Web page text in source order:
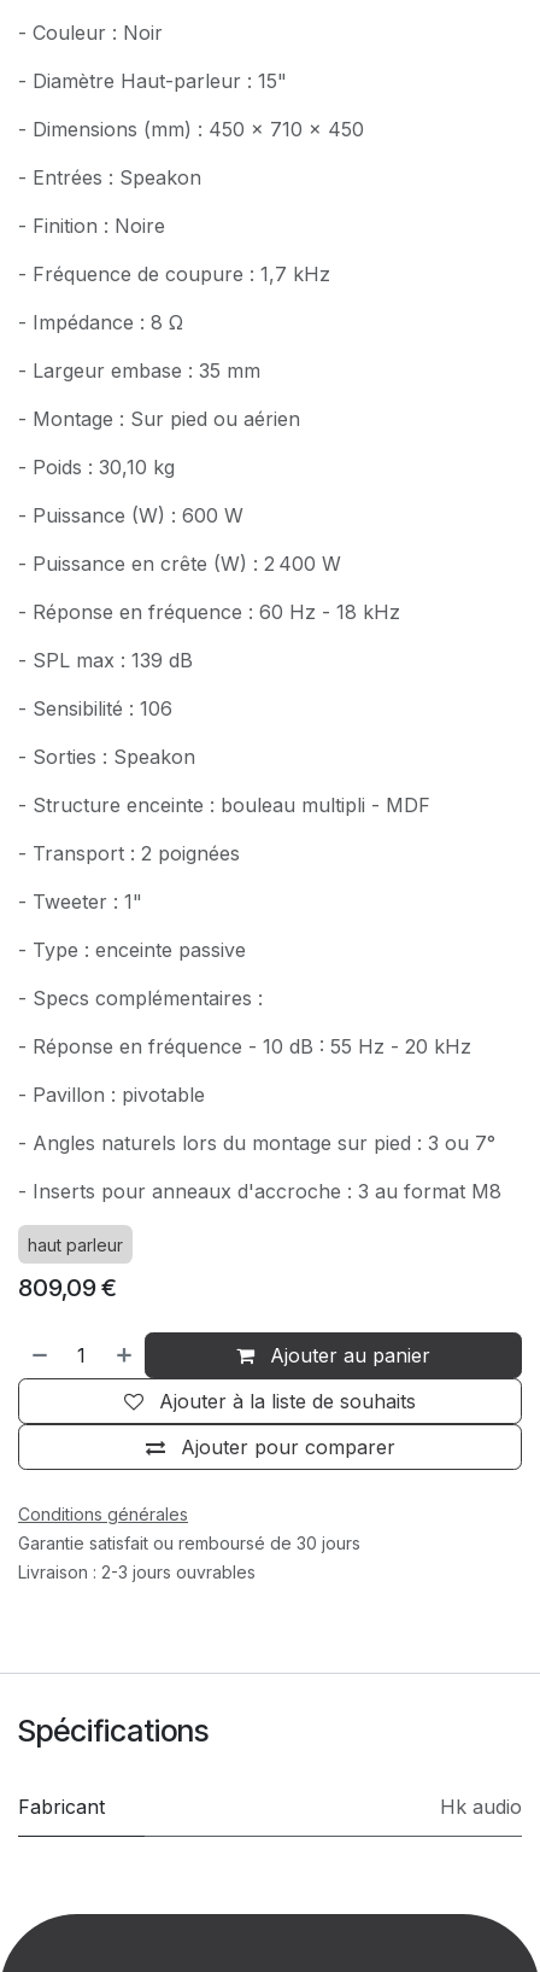
- Couleur : Noir
- Diamètre Haut-parleur : 15"
- Dimensions (mm) : 450 x 710 x 450
- Entrées : Speakon
- Finition : Noire
- Fréquence de coupure : 1,7 kHz
- Impédance : 8 Ω
- Largeur embase : 35 mm
- Montage : Sur pied ou aérien
- Poids : 30,10 kg
- Puissance (W) : 600 W
- Puissance en crête (W) : 2 400 W
- Réponse en fréquence : 60 Hz - 18 kHz
- SPL max : 139 dB
- Sensibilité : 106
- Sorties : Speakon
- Structure enceinte : bouleau multipli - MDF
- Transport : 2 poignées
- Tweeter : 1"
- Type : enceinte passive
- Specs complémentaires :
- Réponse en fréquence - 10 dB : 55 Hz - 20 kHz
- Pavillon : pivotable
- Angles naturels lors du montage sur pied : 3 ou 7°
- Inserts pour anneaux d'accroche : 3 au format M8
haut parleur
809,09€
Ajouter au panier
Ajouter pour comparer
Ajouter à la liste de souhaits
Conditions générales
Garantie satisfait ou remboursé de 30 jours
Livraison : 2-3 jours ouvrables
Spécifications
Fabricant Hk audio